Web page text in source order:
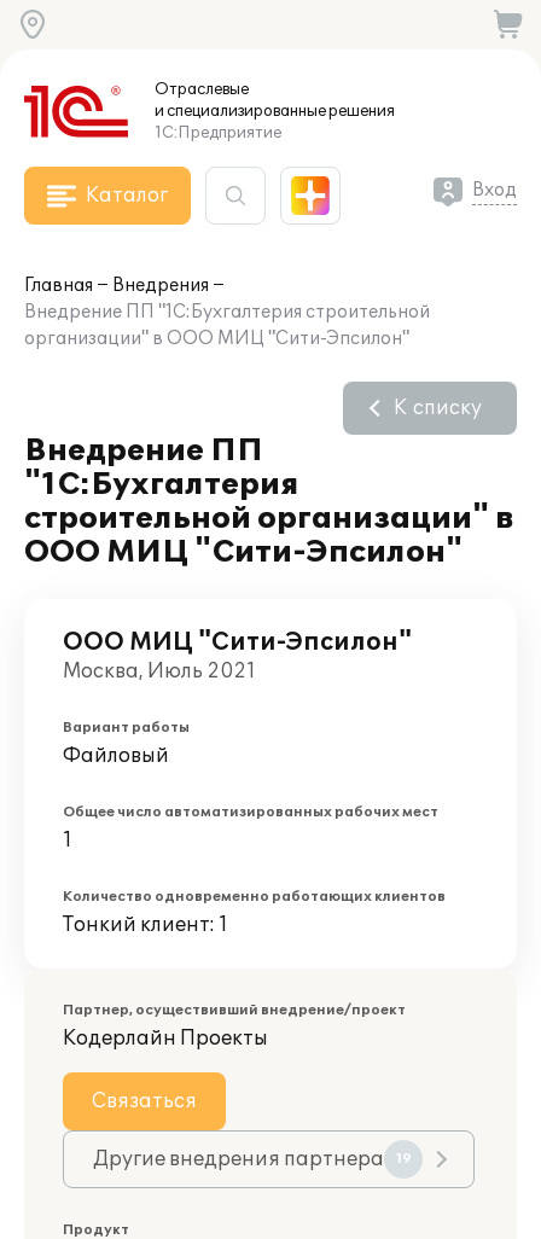
Отраслевые
и специализированныерешения
1С:Предприятие
Каталог Вход
Главная
Внедрения
Внедрение ПП "1С:Бухгалтерия строительной
организации" в ООО МИЦ "Сити-Эпсилон"
Внедрение ПП
"1С:Бухгалтерия
строительной организации" в
ООО МИЦ "Сити-Эпсилон"
К списку
ООО МИЦ "Сити-Эпсилон"
Москва, Июль 2021
Вариант работы
Файловый
Общее число автоматизированных рабочих мест
1
Количество одновременно работающих клиентов
Тонкий клиент: 1
Партнер, осуществивший внедрение/проект
Кодерлайн Проекты
Связаться
Другие внедрения партнера 19
Продукт